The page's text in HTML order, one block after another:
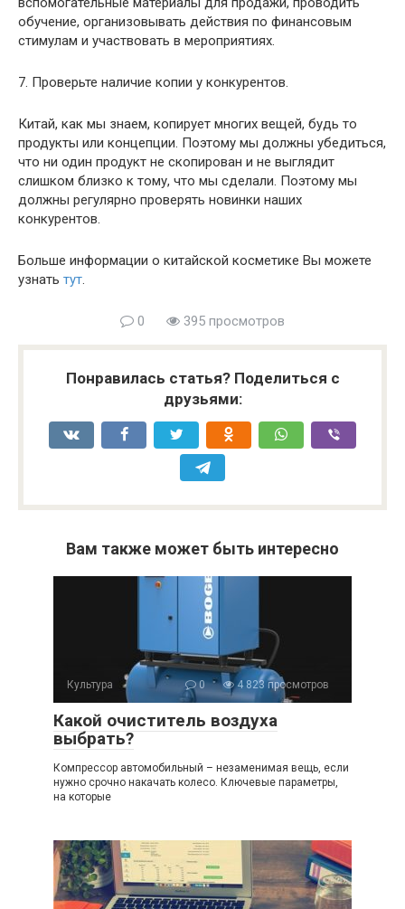
обучение, организовывать действия по финансовым
стимулам и участвовать в мероприятиях.
7. Проверьте наличие копии у конкурентов.
Китай, как мы знаем, копирует многих вещей, будь то
продукты или концепции. Поэтому мы должны убедиться,
что ни один продукт не скопирован и не выглядит
слишком близко к тому, что мы сделали. Поэтому мы
должны регулярно проверять новинки наших
конкурентов.
Больше информации о китайской косметике Вы можете
узнать тут.
0 395 просмотров
Понравилась статья? Поделиться с
друзьями:
Вам также может быть интересно
Культура 0 4 823 просмотров
Какой очиститель воздуха
выбрать?
Компрессор автомобильный – незаменимая вещь, если
нужно срочно накачать колесо. Ключевые параметры,
на которые